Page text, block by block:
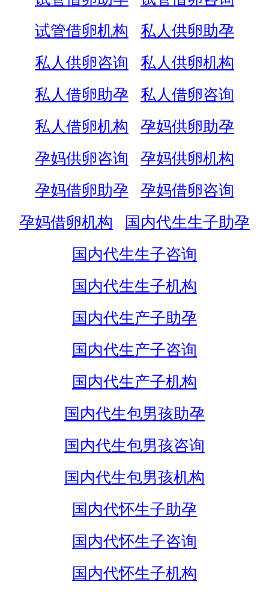
试管借卵机构
私人供卵助孕
私人供卵咨询
私人供卵机构
私人借卵助孕
私人借卵咨询
私人借卵机构
孕妈供卵助孕
孕妈供卵咨询
孕妈供卵机构
孕妈借卵助孕
孕妈借卵咨询
孕妈借卵机构
国内代生生子助孕
国内代生生子咨询
国内代生生子机构
国内代生产子助孕
国内代生产子咨询
国内代生产子机构
国内代生包男孩助孕
国内代生包男孩咨询
国内代生包男孩机构
国内代怀生子助孕
国内代怀生子咨询
国内代怀生子机构